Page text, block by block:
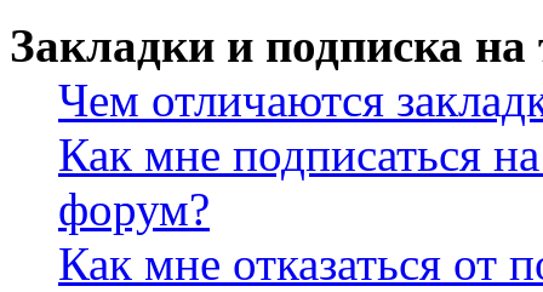
Закладки и подписка
Чем отличаются
Как мне подписаться
форум?
Как мне отказаться от